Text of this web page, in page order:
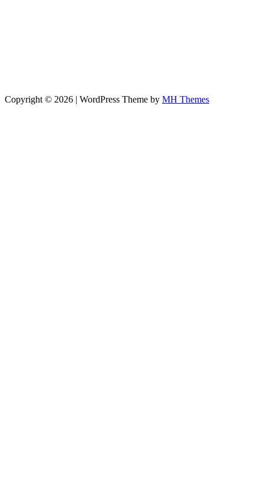
Copyright © 2026 | WordPress Theme by MH Themes